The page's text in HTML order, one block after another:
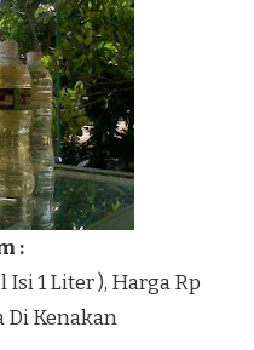
:
Isi 1 Liter ), Harga Rp
Di Kenakan